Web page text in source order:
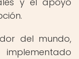
del mundo,